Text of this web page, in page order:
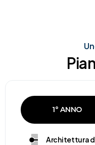
1° ANNO
Architettura